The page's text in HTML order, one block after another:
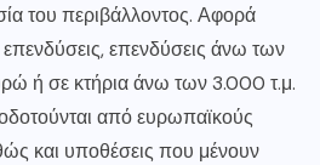
του περιβάλλοντος. Αφορά
επενδύσεις, επενδύσεις άνω των
ή σε κτήρια άνω των 3.000 τ.μ.
από ευρωπαϊκούς
και υποθέσεις που μένουν